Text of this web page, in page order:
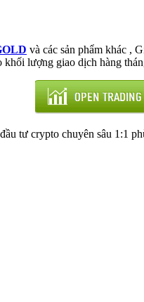
và các sản phẩm khác ,
khối lượng giao dịch hàng
tư crypto chuyên sâu 1:1